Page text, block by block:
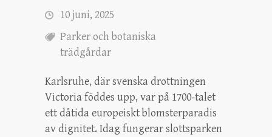
10 juni, 2025
Parker och botaniska
trädgårdar
Karlsruhe, där svenska drottningen
Victoria föddes upp, var på 1700-talet
ett dåtida europeiskt blomsterparadis
av dignitet. Idag fungerar slottsparken